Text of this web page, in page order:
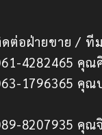
ดต่อฝ่ายขาย / ที
4282465 คุณ
1796365 คุ
8207935 คุณ